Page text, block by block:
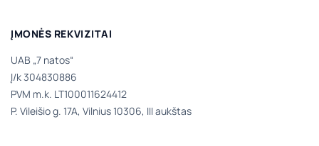
ĮMONĖS REKVIZITAI
UAB „7 natos“
Į/k 304830886
PVM m.k. LT100011624412
P. Vileišio g. 17A, Vilnius 10306, III aukštas